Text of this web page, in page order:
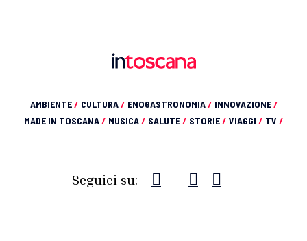
AMBIENTE/ CULTURA/ ENOGASTRONOMIA/ INNOVAZIONE/
MADE IN TOSCANA/ MUSICA/ SALUTE/ STORIE/ VIAGGI / TV /
Seguici su: